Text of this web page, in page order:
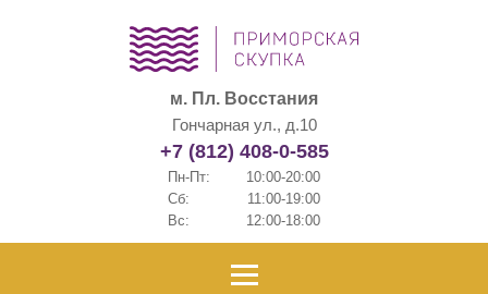
м. Пл. Восстания
Гончарная ул., д.10
+7 (812) 408-0-585
Пн-Пт:
10:00-20:00
Сб:
11:00-19:00
Вс:
12:00-18:00